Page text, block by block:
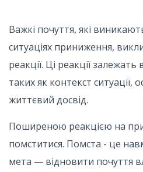
Важкі почуття, які
ситуаціях приниження,
реакції. Ці реакції
таких як контекст ситуації,
життєвий досвід.
Поширеною реакцією на
помститися. Помста - це
мета — відновити почуття